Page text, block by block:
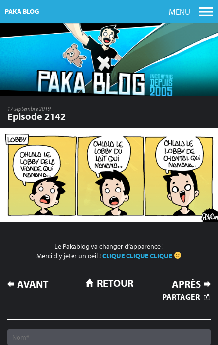
PAKA BLOG MENU
17 septembre 2019
Episode 2142
Le Pakablog va changer d’apparence !
Merci d’y jeter un oeil !CLIQUE CLIQUE CLIQUE
NAVIGATION
DE
AVANT APRÈS
RETOUR
PARTAGER